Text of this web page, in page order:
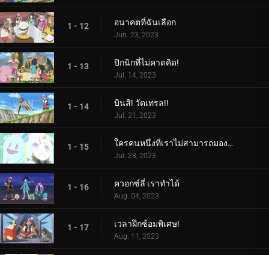
1 - 12 อนาคตที่ฉันเลือก
Jun. 23, 2023
1 - 13 ปิกนิกที่ไม่คาดคิด!
Jul. 14, 2023
1 - 14 บินสิ! วัตเทรล!!
Jul. 21, 2023
1 - 15 ใครคนหนึ่งที่เราไม่สามารถมองเห็นได้! ใครเป็นอะไรรึเปล่า!
Jul. 28, 2023
1 - 16 ควอกซ์ลี่ เราทำได้
Aug. 04, 2023
1 - 17 เวลาฝึกซ้อมพิเศษ!
Aug. 11, 2023